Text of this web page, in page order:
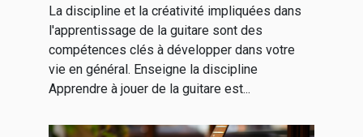
La discipline et la créativité impliquées dans
l'apprentissage de la guitare sont des
compétences clés à développer dans votre
vie en général. Enseigne la discipline
Apprendre à jouer de la guitare est...